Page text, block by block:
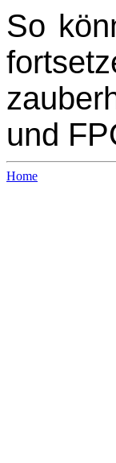
So
und
Home